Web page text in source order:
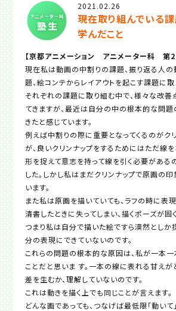
2021.02.26
現在取り組んでいる課
学んだこと
【京都アニメーション アニメーター科 第
現在私は動画の中割りの課題、振り返る人の
題、絵コンテからレイアウトを起こす課題に取
それぞれの課題に取り組む中で、様々な改善
てきますが、最近は自分の中の根本的な問
きたと感じています。
例えば中割りの際に重要となってくるのがク
が、良いクリンナップをするためにはただ線を
形を捉えて意志を持って線を引く必要がある
した。しかし私はまだクリンナップで原画の
います。
また私は原画を描いていても、ラフの時に表
清書したときに失ってしまい、描くポーズが固
つまり私は自分で描いた絵ですら漠然としか
分の表現にできていないのです。
これらの問題の根本的な原因は、私が一本一
ことだと思いま す。一本の線に表れる甘え
差を生むか、理解していないのです。
これは動きを描く上でも同じことが言えます。
どんな画であっても、つなげば最低限「動いて